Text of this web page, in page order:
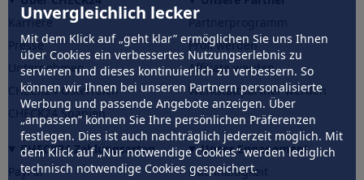
Unvergleichlich lecker
Mit dem Klick auf „geht klar” ermöglichen Sie uns Ihnen
über Cookies ein verbessertes Nutzungserlebnis zu
servieren und dieses kontinuierlich zu verbessern. So
können wir Ihnen bei unseren Partnern personalisierte
Werbung und passende Angebote anzeigen. Über
„anpassen” können Sie Ihre persönlichen Präferenzen
festlegen. Dies ist auch nachträglich jederzeit möglich. Mit
dem Klick auf „Nur notwendige Cookies” werden lediglich
technisch notwendige Cookies gespeichert.
Karriere
Presse
Unternehmen
CHECK24 Österreich
CHECK24 Spanien
Partnerprogramm
Profi werden
Affiliate werden
Werkstattpartner werden
CHECK24 Zahlungsarten
PayPal
Unser Engagement
Nachhaltigkeit